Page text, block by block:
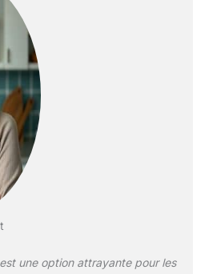
160 mm GROHE
FastFixation
installation rapide -
Trous de perçage : 2
x 35 mm Découpe (à
encastrer) : 842 x
482 mm - Installation
: égouttoir à gauche
ou à droite - Vidage :
Ø 3.5"/90 mm vidage
une option attrayante pour les